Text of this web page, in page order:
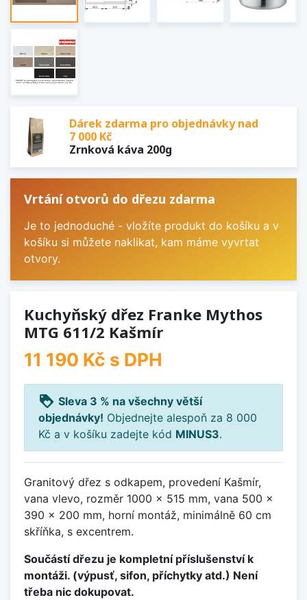
Dárek zdarma pro objednávky nad
7 000 Kč
Zrnková káva 200g
Vrtání otvorů do dřezu zdarma
Je to jednoduché - vložíte produkt do košíku a v
košíku si můžete naklikat, kam máme vyvrtat
otvory.
Kuchyňský dřez Franke Mythos
MTG 611/2 Kašmír
11 190 Kč s DPH
loyalty Sleva 3 % na všechny větší
objednávky! Objednejte alespoň za 8 000
Kč a v košíku zadejte kód MINUS3.
Granitový dřez s odkapem, provedení Kašmír,
vana vlevo, rozměr 1000 x 515 mm, vana 500 x
390 x 200 mm, horní montáž, minimálně 60 cm
skříňka, s excentrem.
Součástí dřezu je kompletní příslušenství k
montáži. (výpusť, sifon, příchytky atd.) Není
třeba nic dokupovat.